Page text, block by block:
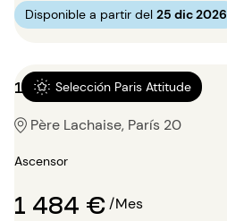
Disponible a partir del 25 dic 2026
Selección Paris Attitude
1 dormitorio 39m²
Père Lachaise, París 20
Ascensor
1 484 €/Mes